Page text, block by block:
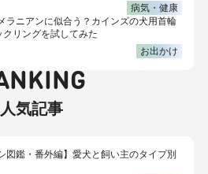
病気・健康
ラニアンに似合う？カインズの犬用首輪
リングを試してみた
お出かけ
人気記事
図鑑・番外編】愛犬と飼い主のタイプ別